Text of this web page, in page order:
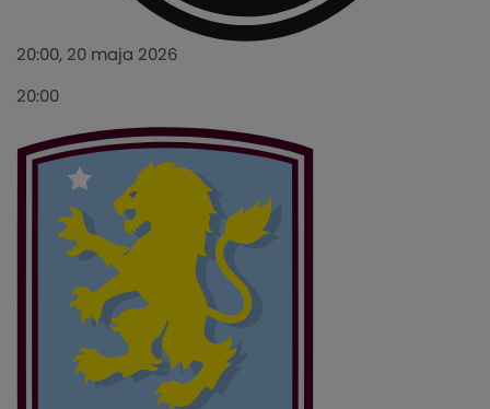
20:00, 20 maja 2026
20:00